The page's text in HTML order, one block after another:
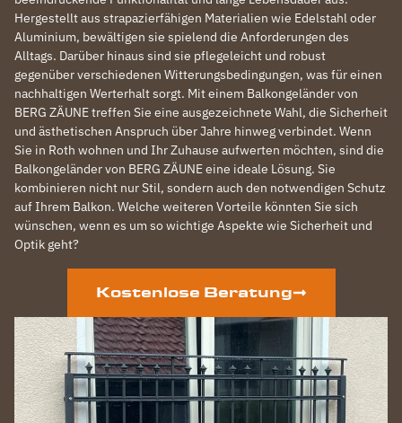
Hergestellt aus strapazierfähigen Materialien wie Edelstahl oder
Aluminium, bewältigen sie spielend die Anforderungen des
Alltags. Darüber hinaus sind sie pflegeleicht und robust
gegenüber verschiedenen Witterungsbedingungen, was für einen
nachhaltigen Werterhalt sorgt. Mit einem Balkongeländer von
BERG ZÄUNE treffen Sie eine ausgezeichnete Wahl, die Sicherheit
und ästhetischen Anspruch über Jahre hinweg verbindet. Wenn
Sie in Roth wohnen und Ihr Zuhause aufwerten möchten, sind die
Balkongeländer von BERG ZÄUNE eine ideale Lösung. Sie
kombinieren nicht nur Stil, sondern auch den notwendigen Schutz
auf Ihrem Balkon. Welche weiteren Vorteile könnten Sie sich
wünschen, wenn es um so wichtige Aspekte wie Sicherheit und
Optik geht?
Kostenlose Beratung